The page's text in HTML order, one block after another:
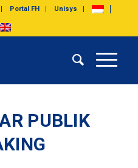
Portal FH Unisys
PUBLIK